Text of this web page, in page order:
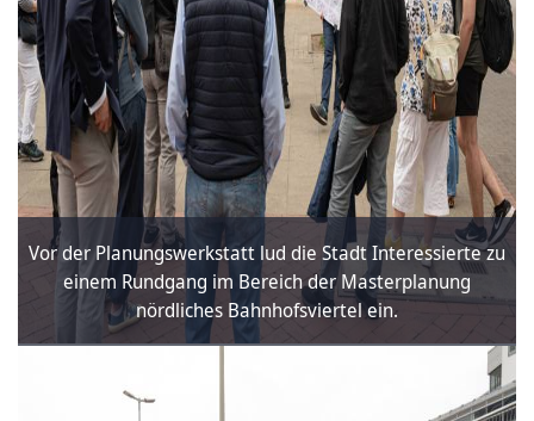
Vor der Planungswerkstatt lud die Stadt Interessierte zu
einem Rundgang im Bereich der Masterplanung
nördliches Bahnhofsviertel ein.